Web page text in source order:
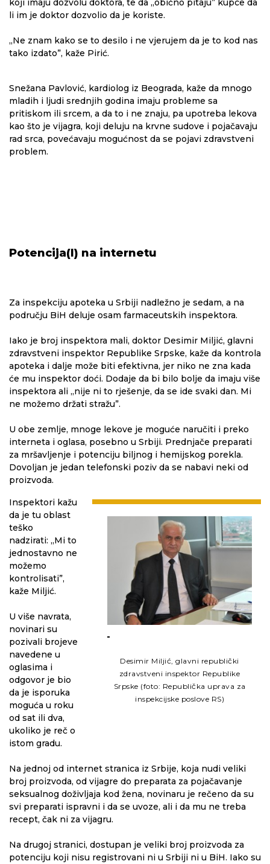
koji imaju dozvolu doktora, te da „obično pitaju” kupce da
li im je doktor dozvolio da je koriste.
„Ne znam kako se to desilo i ne vjerujem da je to kod nas
tako izdato”, kaže Pirić.
Snežana Pavlović, kardiolog iz Beograda, kaže da mnogo
mladih i ljudi srednjih godina imaju probleme sa
pritiskom ili srcem, a da to i ne znaju, pa upotreba lekova
kao što je vijagra, koji deluju na krvne sudove i pojačavaju
rad srca, povećavaju mogućnost da se pojavi zdravstveni
problem.
Potencija(l) na internetu
Za inspekciju apoteka u Srbiji nadležno je sedam, a na
području BiH deluje osam farmaceutskih inspektora.
Iako je broj inspektora mali, doktor Desimir Miljić, glavni
zdravstveni inspektor Republike Srpske, kaže da kontrola
apoteka i dalje može biti efektivna, jer niko ne zna kada
će mu inspektor doći. Dodaje da bi bilo bolje da imaju više
inspektora ali „nije ni to rješenje, da se ide svaki dan. Mi
ne možemo držati stražu”.
U obe zemlje, mnoge lekove je moguće naručiti i preko
interneta i oglasa, posebno u Srbiji. Prednjače preparati
za mršavljenje i potenciju biljnog i hemijskog porekla.
Dovoljan je jedan telefonski poziv da se nabavi neki od
proizvoda.
Desimir Miljić, glavni republički
zdravstveni inspektor Republike
Srpske (foto: Republička uprava za
inspekcijske poslove RS)
Inspektori kažu
da je tu oblast
teško
nadzirati: „Mi to
jednostavno ne
možemo
kontrolisati”,
kaže Miljić.
U više navrata,
novinari su
pozivali brojeve
navedene u
oglasima i
odgovor je bio
da je isporuka
moguća u roku
od sat ili dva,
ukoliko je reč o
istom gradu.
Na jednoj od internet stranica iz Srbije, koja nudi veliki
broj proizvoda, od vijagre do preparata za pojačavanje
seksualnog doživljaja kod žena, novinaru je rečeno da su
svi preparati ispravni i da se uvoze, ali i da mu ne treba
recept, čak ni za vijagru.
Na drugoj stranici, dostupan je veliki broj proizvoda za
potenciju koji nisu registrovani ni u Srbiji ni u BiH. Iako su